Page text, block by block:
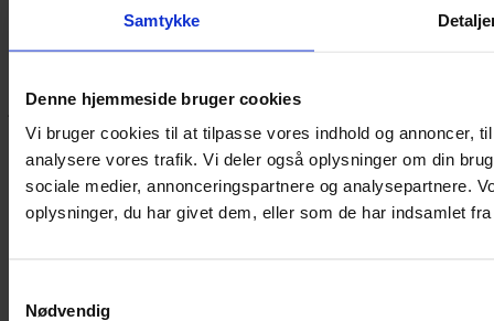
Samtykke
Denne hjemmeside bruger cookies
Vi bruger cookies til at tilpasse vores indhold og annoncer,
analysere vores trafik. Vi deler også oplysninger om din
sociale medier, annonceringspartnere og analysepartnere.
oplysninger, du har givet dem, eller som de har indsamlet
Nødvendig
jeg dig på vej.
Vestergade 12 6270, Tønder
60 51 96 50
post@yarneverywear.dk
CVR 43041649